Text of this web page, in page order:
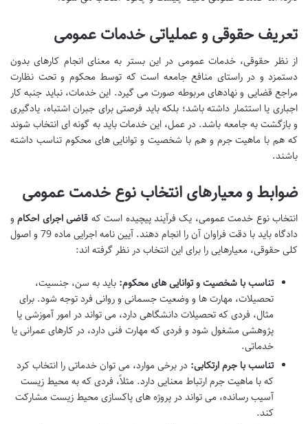
تعریف حقوقی و عملیاتی خدمات عمومی
از نظر حقوقی، خدمات عمومی در این بستر به معنای انجام کارهای بدون
دستمزد و در راستای منافع جامعه است که توسط محکوم و تحت نظارت
مراجع قضایی و نهادهای مربوطه صورت می گیرد. این خدمات، نباید جنبه کار
اجباری یا استثمار داشته باشد؛ بلکه باید فرصتی برای جبران اشتباه، یادگیری
و بازگشت به جامعه باشد. در عمل، این خدمات باید به گونه ای انتخاب شوند
که هم با ماهیت جرم و هم با شخصیت و توانایی های محکوم تناسب داشته
باشند.
ضوابط و معیارهای انتخاب نوع خدمت عمومی
انتخاب نوع خدمت عمومی، یک فرآیند پیچیده است که قاضی اجرای احکامو
دادگاه باید با دقت فراوان آن را انجام دهند. آیین نامه اجرایی ماده 79 و اصول
کلی حقوقی، معیارهایی را برای این انتخاب در نظر گرفته اند:
تناسب با شخصیت و توانایی های محکوم: باید به سن، جنسیت،
تحصیلات، مهارت ها و وضعیت جسمانی و روانی فرد توجه شود. برای
مثال، فردی که تحصیلات دانشگاهی دارد، می تواند در امور آموزشی یا
پژوهشی مشغول شود و فردی که مهارت فنی دارد، در کارهای عمرانی یا
خدماتی.
تناسب با جرم ارتکابی: در برخی موارد، می توان خدماتی را انتخاب کرد
که با ماهیت جرم ارتباط معنایی دارد. مثلاً، فردی که به محیط زیست
آسیب رسانده، می تواند در پروژه های پاکسازی محیط زیست مشارکت
کند.